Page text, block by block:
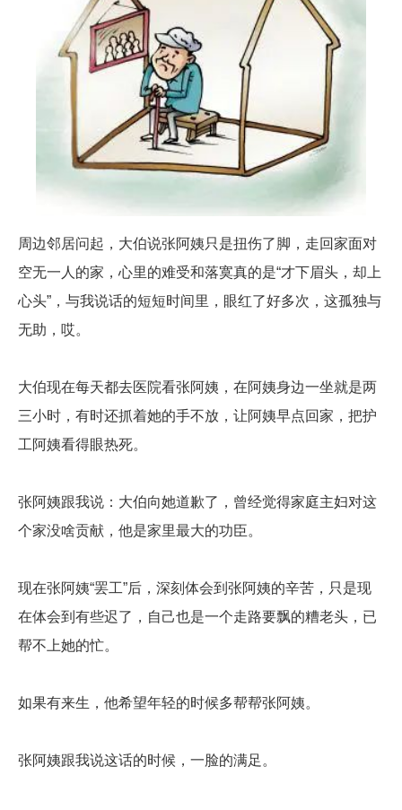
周边邻居问起，大伯说张阿姨只是扭伤了脚，走回家面对
空无一人的家，心里的难受和落寞真的是“才下眉头，却上
心头”，与我说话的短短时间里，眼红了好多次，这孤独与
无助，哎。
大伯现在每天都去医院看张阿姨，在阿姨身边一坐就是两
三小时，有时还抓着她的手不放，让阿姨早点回家，把护
工阿姨看得眼热死。
张阿姨跟我说：大伯向她道歉了，曾经觉得家庭主妇对这
个家没啥贡献，他是家里最大的功臣。
现在张阿姨“罢工”后，深刻体会到张阿姨的辛苦，只是现
在体会到有些迟了，自己也是一个走路要飘的糟老头，已
帮不上她的忙。
如果有来生，他希望年轻的时候多帮帮张阿姨。
张阿姨跟我说这话的时候，一脸的满足。